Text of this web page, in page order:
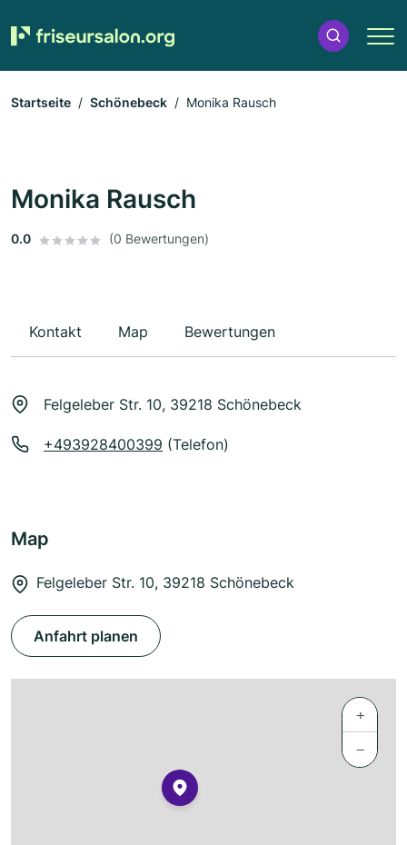
Startseite Schönebeck Monika Rausch
Monika Rausch
0.0 (0 Bewertungen)
Kontakt Map Bewertungen
Felgeleber Str. 10, 39218 Schönebeck
+493928400399 (Telefon)
Map
Felgeleber Str. 10, 39218 Schönebeck
Anfahrt planen
+
−